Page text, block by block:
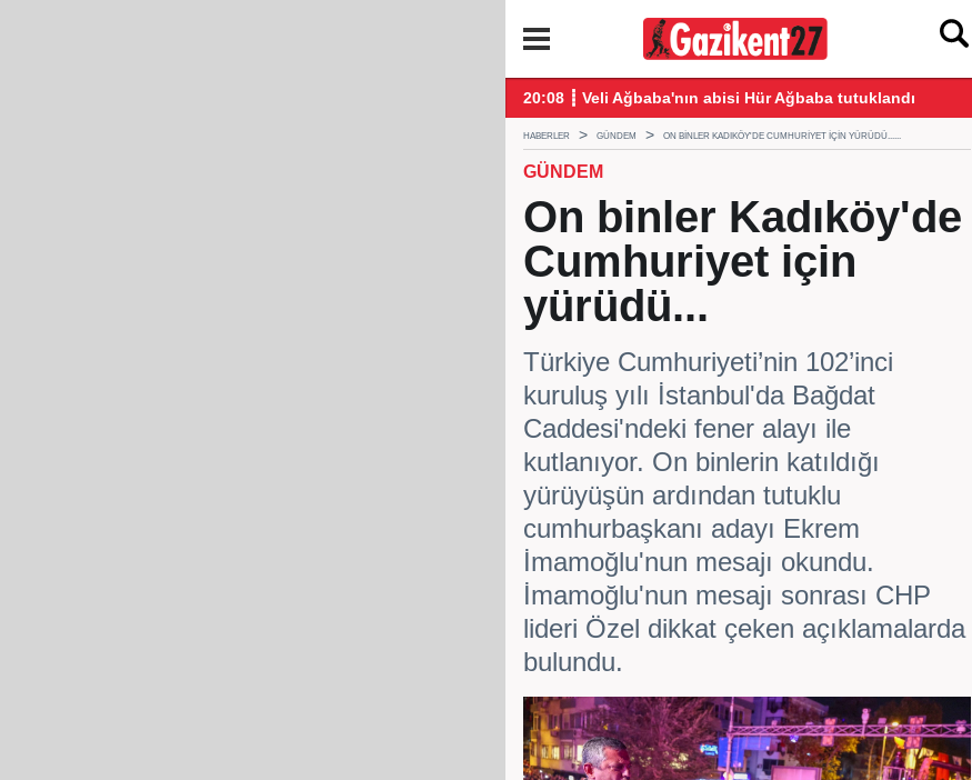
20:18 ┋ YENİ Parti'ye 8 günde 135 bin kişi 292 milyon TL bağış yaptı20:08 ┋ Veli Ağbaba'nın abisi Hür Ağbaba tutuklandı
HABERLER GÜNDEM ON BINLER KADIKÖY'DE CUMHURIYET IÇIN YÜRÜDÜ......
GÜNDEM
On binler Kadıköy'de
Cumhuriyet için
yürüdü...
Türkiye Cumhuriyeti’nin 102’inci
kuruluş yılı İstanbul'da Bağdat
Caddesi'ndeki fener alayı ile
kutlanıyor. On binlerin katıldığı
yürüyüşün ardından tutuklu
cumhurbaşkanı adayı Ekrem
İmamoğlu'nun mesajı okundu.
İmamoğlu'nun mesajı sonrası CHP
lideri Özel dikkat çeken açıklamalarda
bulundu.